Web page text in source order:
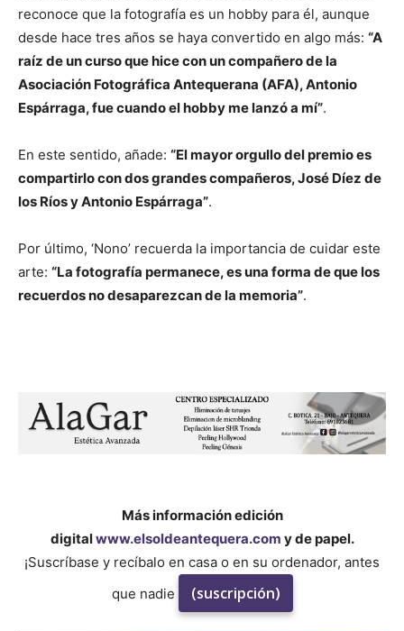
reconoce que la fotografía es un hobby para él, aunque
desde hace tres años se haya convertido en algo más: “A
raíz de un curso que hice con un compañero de la
Asociación Fotográfica Antequerana (AFA), Antonio
Espárraga, fue cuando el hobby me lanzó a mí”.
En este sentido, añade: “El mayor orgullo del premio es
compartirlo con dos grandes compañeros, José Díez de
los Ríos y Antonio Espárraga”.
Por último, ‘Nono’ recuerda la importancia de cuidar este
arte: “La fotografía permanece, es una forma de que los
recuerdos no desaparezcan de la memoria”.
Más información edición
digitalwww.elsoldeantequera.com y de papel.
¡Suscríbase y recíbalo en casa o en su ordenador, antes
que nadie
(suscripción)